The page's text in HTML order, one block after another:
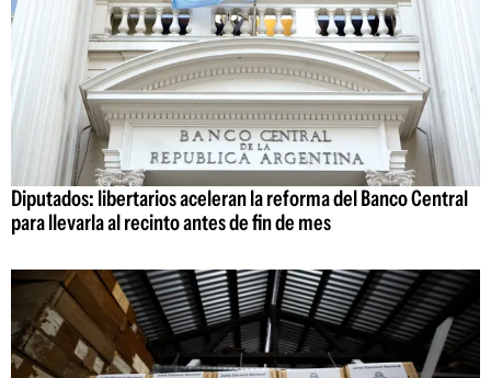
Diputados: libertarios aceleran la reforma del Banco Central
para llevarla al recinto antes de fin de mes